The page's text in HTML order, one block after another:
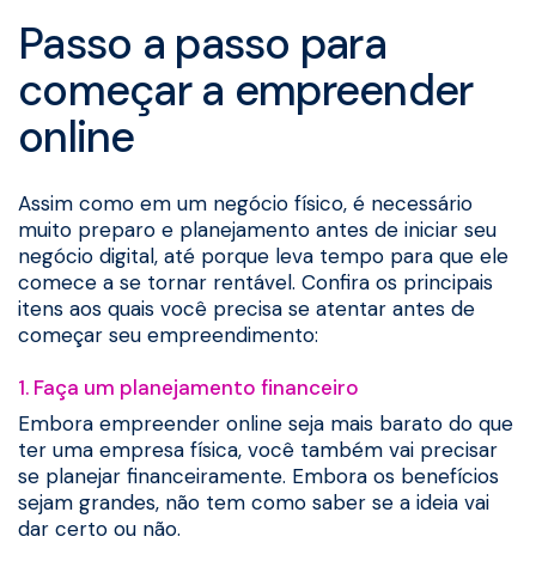
Passo a passo para
começar a empreender
online
Assim como em um negócio físico, é necessário
muito preparo e planejamento antes de iniciar seu
negócio digital, até porque leva tempo para que ele
comece a se tornar rentável. Confira os principais
itens aos quais você precisa se atentar antes de
começar seu empreendimento:
1. Faça um planejamento financeiro
Embora empreender online seja mais barato do que
ter uma empresa física, você também vai precisar
se planejar financeiramente. Embora os benefícios
sejam grandes, não tem como saber se a ideia vai
dar certo ou não.